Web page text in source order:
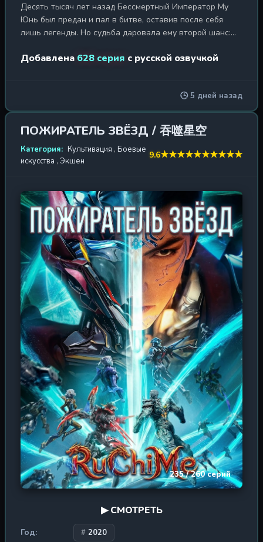
Десять тысяч лет назад Бессмертный Император Му
Юнь был предан и пал в битве, оставив после себя
лишь легенды. Но судьба даровала ему второй шанс:
которого в клане считали бесполезным и никчёмным.
древняя карта «Убийство Бессмертных», которую он
хранил в своей прошлой жизни. Используя запретные
алхимические навыки и секретные техники
культивации, Му Юнь начинает свой путь к вершине.
Первым испытанием становится спасение Цинь Мэнъяо
— девушки с запечатанным духом Ледяного Феникса,
— могущественного наследника клана Востоков,
который клянётся уничтожить возрождённого
императора. Му Юнь отправляется в опасное
путешествие через земли, где правят демонические
звери и древние секты, преследующие свои цели.
Каждый его шаг — это битва не только с внешними
врагами, но и с внутренними демонами прошлого. Он
собирает верных союзников, вступает в кровавые
схватки с убийцами из секты Теней и раскрывает
тайны, способные потрясти основы мира. Но главная
угроза скрывается в тени: заговор, задуманный десять
тысяч лет назад, всё ещё не завершён, и кто-то
могущественный ждёт момента, чтобы нанести
решающий удар. Сможет ли Му Юнь преодолеть
предательство, воскресить свою былую силу и стать
Верховным Богом, или же его ждёт вечное забвение? В
этом мире, где каждый может стать как союзником, так
и врагом, только сильнейший диктует правила.
Добавлена 628 серия с русской озвучкой
🕒 5 дней назад
ПОЖИРАТЕЛЬ ЗВЁЗД / 吞噬星空
Категория: Культивация , Боевые
искусства , Экшен
9.6★★★★★★★★★★
235 / 260 серий
▶ СМОТРЕТЬ
Год: 2020